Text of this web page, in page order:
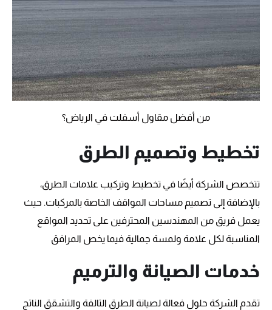
من أفضل مقاول أسفلت في الرياض؟
تخطيط وتصميم الطرق
تتخصص الشركة أيضًا في تخطيط وتركيب علامات الطرق،
بالإضافة إلى تصميم مساحات المواقف الخاصة بالمركبات. حيث
يعمل فريق من المهندسين المحترفين على تحديد المواقع
المناسبة لكل علامة ولمسة جمالية فيما يخص المرافق
خدمات الصيانة والترميم
تقدم الشركة حلول فعالة لصيانة الطرق التالفة والتشقق الناتج